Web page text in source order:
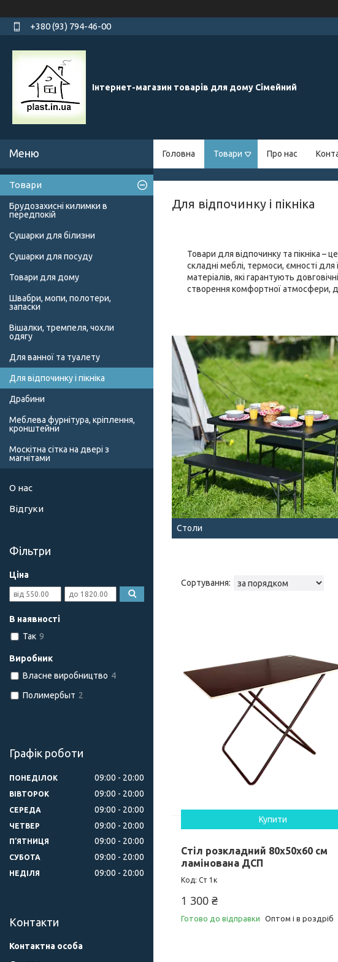
+380 (93) 794-46-00
Інтернет-магазин товарів для дому Сімейний
Головна Товари Про нас
Для відпочинку і пікніка
Товари для відпочинку та пікніка –
складні меблі, термоси, ємності для
матеріалів, які гарантують
створення комфортної атмосфери,
Столи
Купити
Стіл розкладний 80х50х60 см
ламінована ДСП
Ст 1к
1 300 ₴
Готово до відправки Оптом і в роздріб
Товари
Брудозахисні килимки в
передпокій
Сушарки для білизни
Сушарки для посуду
Товари для дому
Швабри, мопи, полотери,
запаски
Вішалки, тремпеля, чохли
одягу
Для ванної та туалету
Для відпочинку і пікніка
Драбини
Меблева фурнітура, кріплення,
кронштейни
Москітна сітка на двері з
магнітами
О нас
Відгуки
Фільтри
Ціна
В наявності
Так 9
Виробник
Власне виробництво 4
Полимербыт 2
Графік роботи
ПОНЕДІЛОК 09:00 20:00
ВІВТОРОК 09:00 20:00
СЕРЕДА 09:00 20:00
ЧЕТВЕР 09:00 20:00
ПʼЯТНИЦЯ 09:00 20:00
СУБОТА 09:00 20:00
НЕДІЛЯ 09:00 20:00
Контакти